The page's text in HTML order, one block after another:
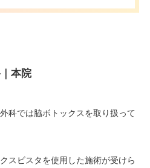
本院
科では脇ボトックスを取り扱って
スビスタを使用した施術が受けら